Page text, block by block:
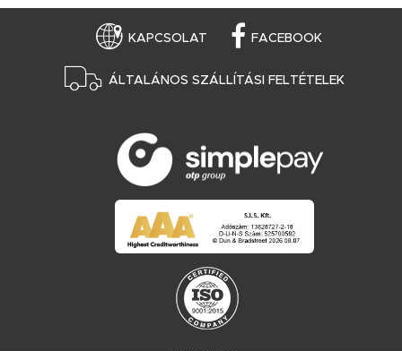
KAPCSOLAT FACEBOOK
ÁLTALÁNOS SZÁLLÍTÁSI FELTÉTELEK